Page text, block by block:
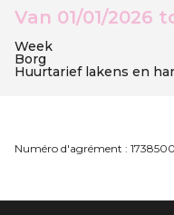
Van 01/01/2026
Week
Borg
Huurtarief lakens en
Numéro d'agrément :